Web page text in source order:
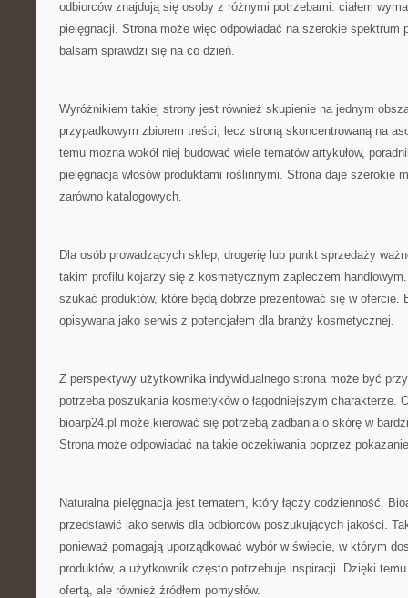
odbiorców znajdują się osoby z różnymi potrzebami: ciałem
pielęgnacji. Strona może więc odpowiadać na szerokie spektrum
balsam sprawdzi się na co dzień.
Wyróżnikiem takiej strony jest również skupienie na jednym
przypadkowym zbiorem treści, lecz stroną skoncentrowaną na
temu można wokół niej budować wiele tematów artykułów,
pielęgnacja włosów produktami roślinnymi. Strona daje szerokie
zarówno katalogowych.
Dla osób prowadzących sklep, drogerię lub punkt sprzedaży
takim profilu kojarzy się z kosmetycznym zapleczem
szukać produktów, które będą dobrze prezentować się w ofercie.
opisywana jako serwis z potencjałem dla branży kosmetycznej.
Z perspektywy użytkownika indywidualnego strona może być
potrzeba poszukania kosmetyków o łagodniejszym charakterze.
bioarp24.pl może kierować się potrzebą zadbania o skórę w
Strona może odpowiadać na takie oczekiwania poprzez
Naturalna pielęgnacja jest tematem, który łączy codzienność.
przedstawić jako serwis dla odbiorców poszukujących jakości.
ponieważ pomagają uporządkować wybór w świecie, w którym
produktów, a użytkownik często potrzebuje inspiracji. Dzięki
ofertą, ale również źródłem pomysłów.